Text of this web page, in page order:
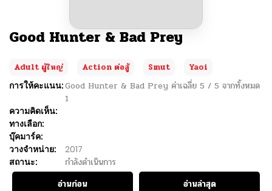
Good Hunter & Bad Prey
Adult ผู้ใหญ่ Action ต่อสู้ Smut
Yaoi
การให้คะแนน:Good Hunter & Bad Prey ค่าเฉลี่ย 5 / 5 จากทั้งหมด
1
ความคิดเห็น:
ทางเลือก:
บุ๊คมาร์ค:
วางจำหน่าย:
2017
สถานะ:
กำลังดำเนินการ
อ่านก่อน
อ่านล่าสุด